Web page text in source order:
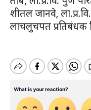
शीतल जानवे,
लाचलुचपत प्रतिबंधक